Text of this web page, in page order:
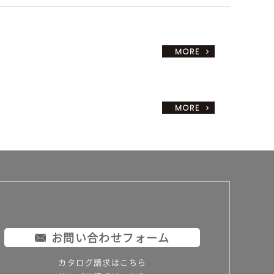
お問い合わせフォーム
カタログ請求はこちら